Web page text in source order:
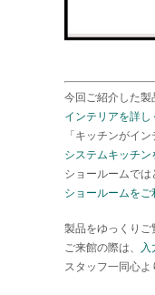
今回ご紹介した製
インテリアを詳
「キッチンがイ
システムキッチ
ショールームでは
ショールームを
製品をゆっくりご
ご来館の際は、
スタッフ一同心よ